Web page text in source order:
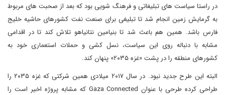
در راستا سیاست های تبلیغاتی و فرهنگ شویی بود که بعد از صحبت های مربوط
به گرمایش زمین انجام شد تا تبلیغی برای صنعت نفت کشورهای حاشیه خلیج
فارس باشد. همین هم باعث شد تا بنیامین نتانیاهو تلاش کند تا در اقدامی
مشابه با دنباله روی این سیاست، نسل کشی و حملات استعماری خود به
کشورهای منطقه را در پشت «غزه ۲۰۳۵» پنهان کند.
البته این طرح جدید نبود. در سال ۲۰۱۷ میلادی همین شرکتی که غزه ۲۰۳۵ را
طراحی کرده طرحی با عنوان Gaza Connected که مشابه پروژه اخیر است را